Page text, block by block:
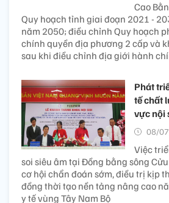
Cao
Quy hoạch tỉnh giai đoạn 2021 -
năm 2050; điều chỉnh Quy hoạch
chính quyền địa phương 2 cấp và
sau khi điều chỉnh địa giới hành
Phát
tế chất
vực nội
08/
Việc
soi siêu âm tại Đồng bằng sông
cơ hội chẩn đoán sớm, điều trị kịp
đồng thời tạo nền tảng nâng cao
y tế vùng Tây Nam Bộ